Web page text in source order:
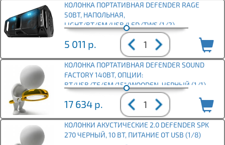
КОЛОНКА ПОРТАТИВНАЯ DEFENDER RAGE
50ВТ, НАПОЛЬНАЯ,
LIGHT/BT/FM/USB/LED/TWS (1/2)
5 011 р.
КОЛОНКА ПОРТАТИВНАЯ DEFENDER SOUND
FACTORY 140ВТ, ОПЦИИ:
BT/USB/TF/FM/15"/WOODEN, ЧЕРНЫЙ (1/1)
17 634 р.
КОЛОНКИ АКУСТИЧЕСКИЕ 2.0 DEFENDER SPK
270 ЧЕРНЫЙ, 10 ВТ, ПИТАНИЕ ОТ USB (1/8)